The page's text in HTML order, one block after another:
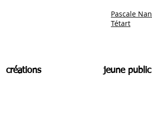
Pascale
Tétart
créations jeune public